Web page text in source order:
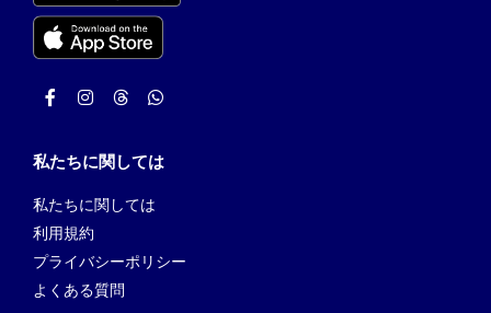
私たちに関しては
私たちに関しては
利用規約
プライバシーポリシー
よくある質問